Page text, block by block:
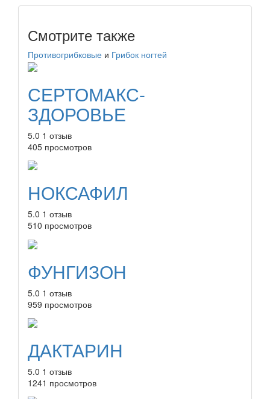
Смотрите также
Противогрибковые и Грибок ногтей
СЕРТОМАКС-
ЗДОРОВЬЕ
5.0 1 отзыв
405 просмотров
НОКСАФИЛ
5.0 1 отзыв
510 просмотров
ФУНГИЗОН
5.0 1 отзыв
959 просмотров
ДАКТАРИН
5.0 1 отзыв
1241 просмотров